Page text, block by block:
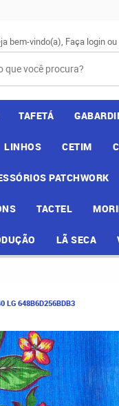
bem-vindo(a), Faça loginou
TAFETÁ
LINHOS CETIM
PATCHWORK
TACTEL
LÃ SECA
LG 648B6D256BDB3